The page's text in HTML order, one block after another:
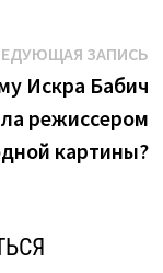
ЗАПИСЬ
Искра Бабич
режиссером
картины?